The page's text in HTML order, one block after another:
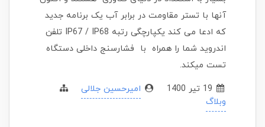
آنها با تستر مقاومت در برابر آب یک برنامه جدید
که ادعا می کند یکپارچگی رتبه IP67 / IP68 تلفن
اندروید شما را همراه با فشارسنج داخلی دستگاه
تست میکند.
امیرحسین جلالی
وبلاگ